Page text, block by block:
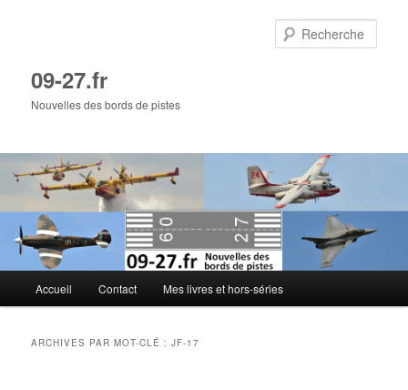
09-27.fr
Nouvelles des bords de pistes
principal
Accueil Contact Mes livres et hors-séries
ARCHIVES PAR MOT-CLÉ :JF-17